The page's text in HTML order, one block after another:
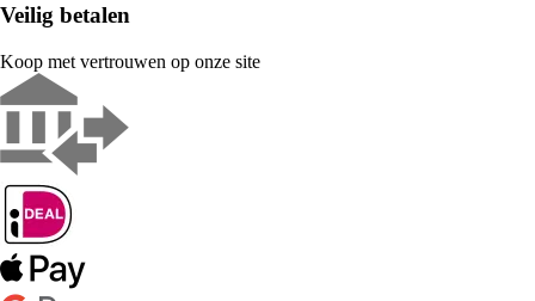
Veilig betalen
Koop met vertrouwen op onze site